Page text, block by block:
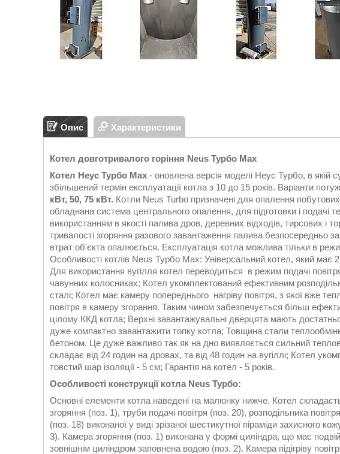
Опис Характеристики
Котел довготривалого горіння Neus Турбо Max
Котел Неус Турбо Max - оновлена версія моделі Неус Турбо, в якій
збільшений термін експлуатації котла з 10 до 15 років. Варіанти
кВт, 50, 75 кВт. Котли Neus Turbo призначені для опалення
обладнана система центрального опалення, для підготовки і подачі
використанням в якості палива дров, деревних відходів, тирсових і
тривалості згоряння разового завантаження палива безпосередньо
втрат об'єкта опалюється. Експлуатація котла можлива тільки в
Особливості котлів Neus Турбо Max: Універсальний котел, який має
Для використання вугілля котел переводиться в режим подачі
чавунних колосниках; Котел укомплектований ефективним
сталі; Котел має камеру попереднього нагріву повітря, з якої вже
повітря в камеру згорання. Таким чином забезпечується більш
цілому ККД котла; Верхні завантажувальні дверцята мають
дуже компактно завантажити топку котла; Товщина стали
бетоном. Це дуже важливо так як на дно виявляється сильний
складає від 24 годин на дровах, та від 48 годин на вугіллі; Котел
товстий шар ізоляції - 5 см; Гарантія на котел - 5 років.
Особливості конструкції котла Neus Турбо:
Основні елементи котла наведені на малюнку нижче. Котел
згоряння (поз. 1), труби подачі повітря (поз. 20), розподільника
(поз. 18) виконаної у виді зрізаної шестикутної піраміди захисного
3). Камера згоряння (поз. 1) виконана у формі циліндра, що має
зовнішнім циліндром заповнена водою (поз. 2). Камера підігріву